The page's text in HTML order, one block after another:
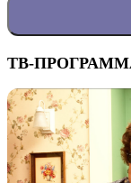
ТВ-